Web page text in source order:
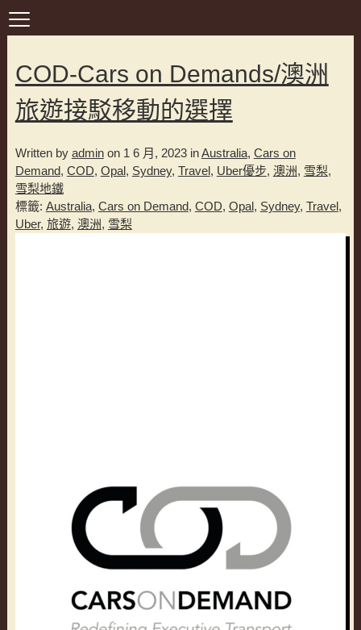
COD-Cars on Demands/澳洲
旅遊接駁移動的選擇
Written by adminon 1 6 月, 2023 inAustralia, Cars on
Demand, COD, Opal, Sydney, Travel, Uber優步, 澳洲, 雪梨,
雪梨地鐵
標籤: Australia, Cars on Demand, COD, Opal, Sydney, Travel,
Uber, 旅遊, 澳洲, 雪梨